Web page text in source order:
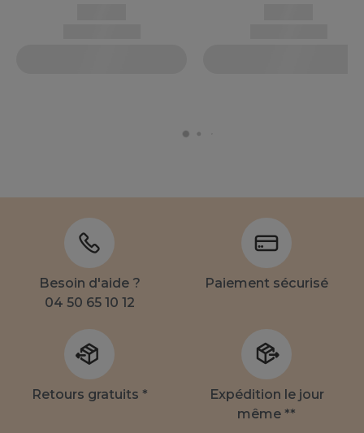
Besoin d'aide ?
04 50 65 10 12
Paiement sécurisé
Retours gratuits *
Expédition le jour
même **